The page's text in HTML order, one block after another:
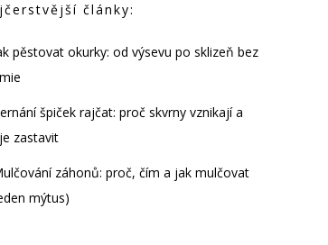
články:
pěstovat okurky: od výsevu po sklizeň bez
špiček rajčat: proč skvrny vznikají a
zastavit
záhonů: proč, čím a jak mulčovat
mýtus)